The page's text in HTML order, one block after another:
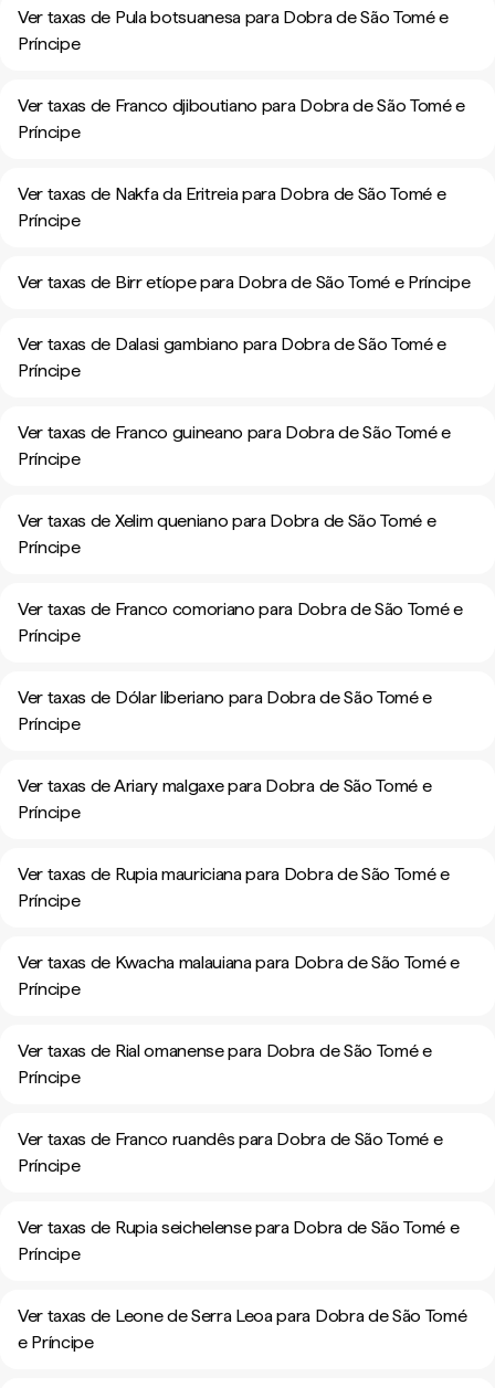
Ver taxas de Pula botsuanesa para Dobra de São Tomé e
Príncipe
Ver taxas de Franco djiboutiano para Dobra de São Tomé e
Príncipe
Ver taxas de Nakfa da Eritreia para Dobra de São Tomé e
Príncipe
Ver taxas de Birr etíope para Dobra de São Tomé e Príncipe
Ver taxas de Dalasi gambiano para Dobra de São Tomé e
Príncipe
Ver taxas de Franco guineano para Dobra de São Tomé e
Príncipe
Ver taxas de Xelim queniano para Dobra de São Tomé e
Príncipe
Ver taxas de Franco comoriano para Dobra de São Tomé e
Príncipe
Ver taxas de Dólar liberiano para Dobra de São Tomé e
Príncipe
Ver taxas de Ariary malgaxe para Dobra de São Tomé e
Príncipe
Ver taxas de Rupia mauriciana para Dobra de São Tomé e
Príncipe
Ver taxas de Kwacha malauiana para Dobra de São Tomé e
Príncipe
Ver taxas de Rial omanense para Dobra de São Tomé e
Príncipe
Ver taxas de Franco ruandês para Dobra de São Tomé e
Príncipe
Ver taxas de Rupia seichelense para Dobra de São Tomé e
Príncipe
Ver taxas de Leone de Serra Leoa para Dobra de São Tomé
e Príncipe